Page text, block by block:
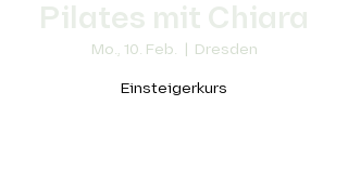
Pilates mit Chiara
Mo., 10. Feb.
  |
Dresden
Einsteigerkurs